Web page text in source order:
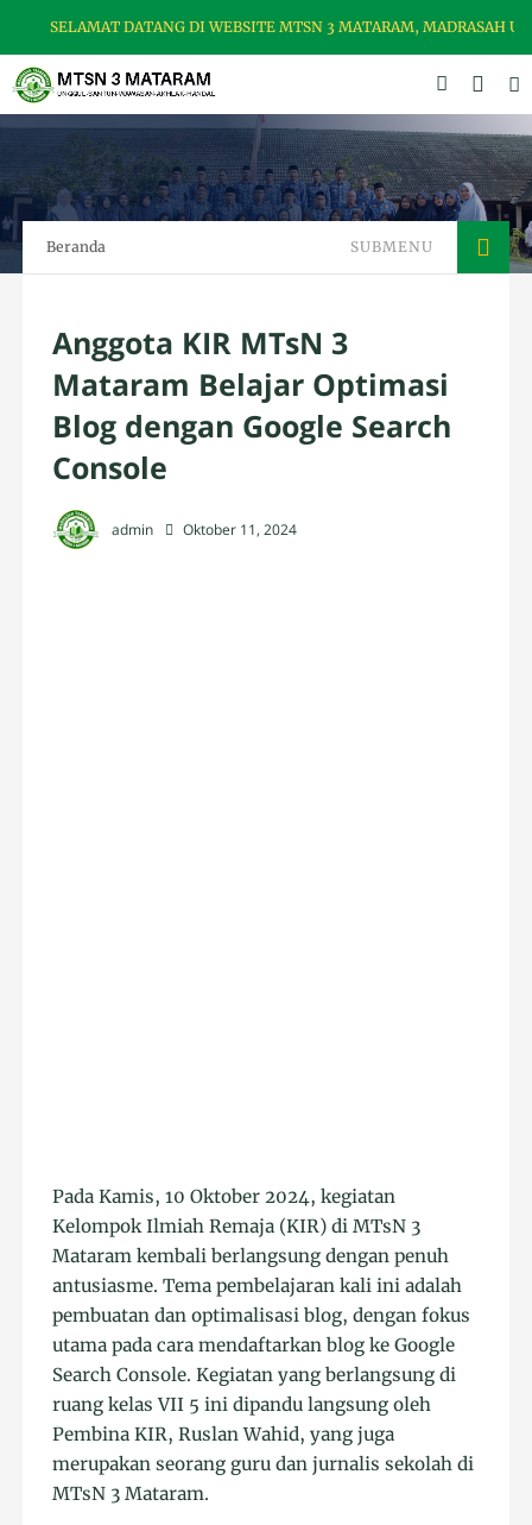
SELAMAT DATANG DI WEBSITE MTSN 3 MATARAM, MADRASAH
Beranda SUBMENU
Anggota KIR MTsN 3
Mataram Belajar Optimasi
Blog dengan Google Search
Console
admin Oktober 11, 2024
Pada Kamis, 10 Oktober 2024, kegiatan
Kelompok Ilmiah Remaja (KIR) di MTsN 3
Mataram kembali berlangsung dengan penuh
antusiasme. Tema pembelajaran kali ini adalah
pembuatan dan optimalisasi blog, dengan fokus
utama pada cara mendaftarkan blog ke Google
Search Console. Kegiatan yang berlangsung di
ruang kelas VII 5 ini dipandu langsung oleh
Pembina KIR, Ruslan Wahid, yang juga
merupakan seorang guru dan jurnalis sekolah di
MTsN 3 Mataram.